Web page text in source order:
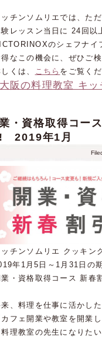
ッチンソムリエでは、た
験レッスン当日に 24回
のシェフナイ
得なこの機会に、ぜひご
くは、
こちら をご覧く
大阪の料理教室 キ
・資格取得コー
2019年1月
ッチンソムリエ クッキン
年1月5日～1月31日の
業・資格取得コース 新春
、料理を仕事に活かし
カフェ開業や教室を開業
料理教室の先生になりた